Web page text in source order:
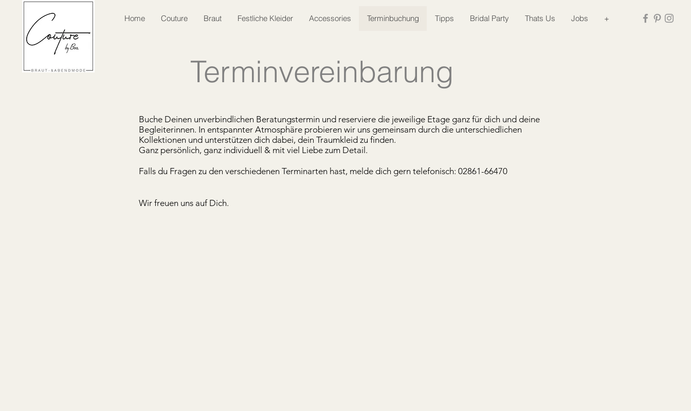
Home Couture Braut Festliche Kleider Accessories Terminbuchung Tipps Bridal Party Thats Us Jobs +
Terminvereinbarung
Buche Deinen unverbindlichen Beratungstermin und reserviere die jeweilige Etage ganz für dich und deine
Begleiterinnen. In entspannter Atmosphäre probieren wir uns gemeinsam durch die unterschiedlichen
Kollektionen und unterstützen dich dabei, dein Traumkleid zu finden.
Ganz persönlich, ganz individuell & mit viel Liebe zum Detail.
Falls du Fragen zu den verschiedenen Terminarten hast, melde dich gern telefonisch: 02861-66470
Wir freuen uns auf Dich.